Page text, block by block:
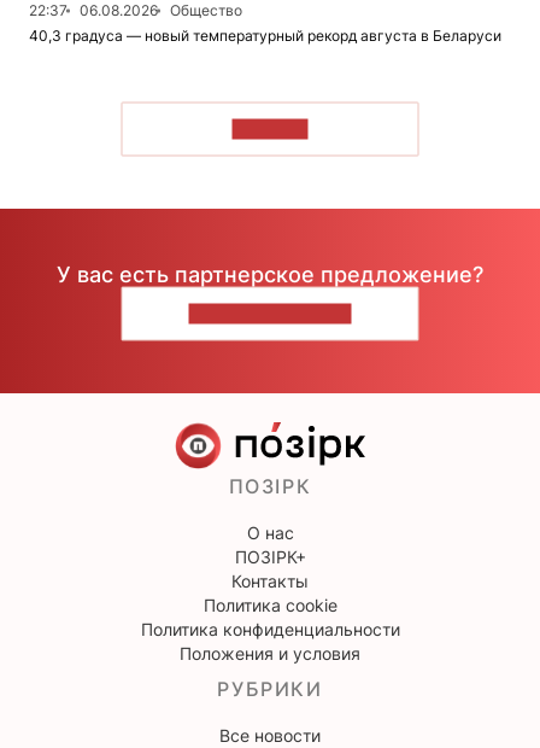
22:37
06.08.2026
Общество
40,3 градуса — новый температурный рекорд августа в Беларуси
У вас есть партнерское предложение?
ПОЗІРК
О нас
ПОЗІРК+
Контакты
Политика cookie
Политика конфиденциальности
Положения и условия
РУБРИКИ
Все новости